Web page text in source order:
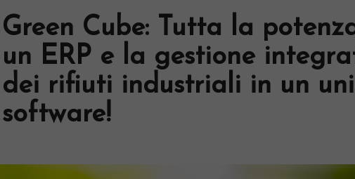
Green Cube: Tutta la
un ERP e la gestione
dei rifiuti industriali in un
software!